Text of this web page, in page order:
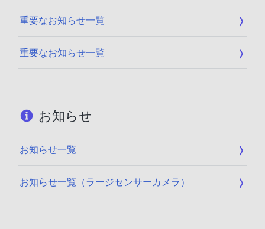
重要なお知らせ一覧
重要なお知らせ一覧
お知らせ
お知らせ一覧
お知らせ一覧（ラージセンサーカメラ）